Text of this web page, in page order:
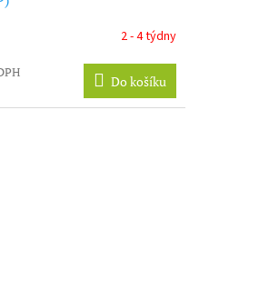
2 - 4 týdny
Do košíku